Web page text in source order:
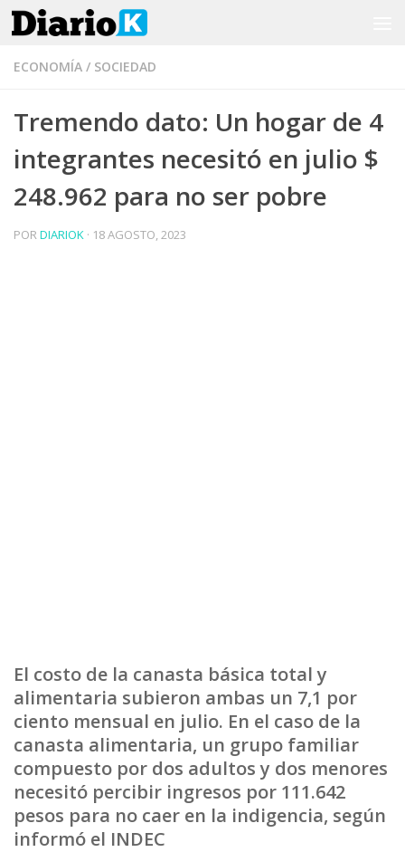
Saltar al contenido
ECONOMÍA / SOCIEDAD
Tremendo dato: Un hogar de 4
integrantes necesitó en julio $
248.962 para no ser pobre
PORDIARIOK · 18 AGOSTO, 2023
El costo de la canasta básica total y
alimentaria subieron ambas un 7,1 por
ciento mensual en julio. En el caso de la
canasta alimentaria, un grupo familiar
compuesto por dos adultos y dos menores
necesitó percibir ingresos por 111.642
pesos para no caer en la indigencia, según
informó el INDEC